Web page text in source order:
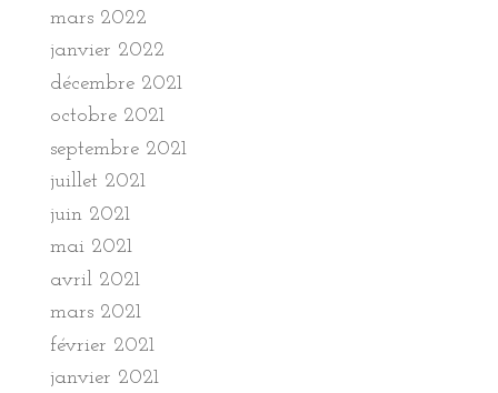
mars 2022
janvier 2022
décembre 2021
octobre 2021
septembre 2021
juillet 2021
juin 2021
mai 2021
avril 2021
mars 2021
février 2021
janvier 2021